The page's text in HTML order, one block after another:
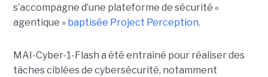
s’accompagne d’une plateforme de sécurité «
agentique » baptisée Project Perception.
MAI-Cyber-1-Flash a été entraîné pour réaliser des
tâches ciblées de cybersécurité, notamment